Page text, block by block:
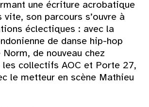
une écriture acrobatique
vite, son parcours s’ouvre à
éclectiques : avec la
de danse hip-hop
de nouveau chez
les collectifs AOC et Porte 27,
le metteur en scène Mathieu